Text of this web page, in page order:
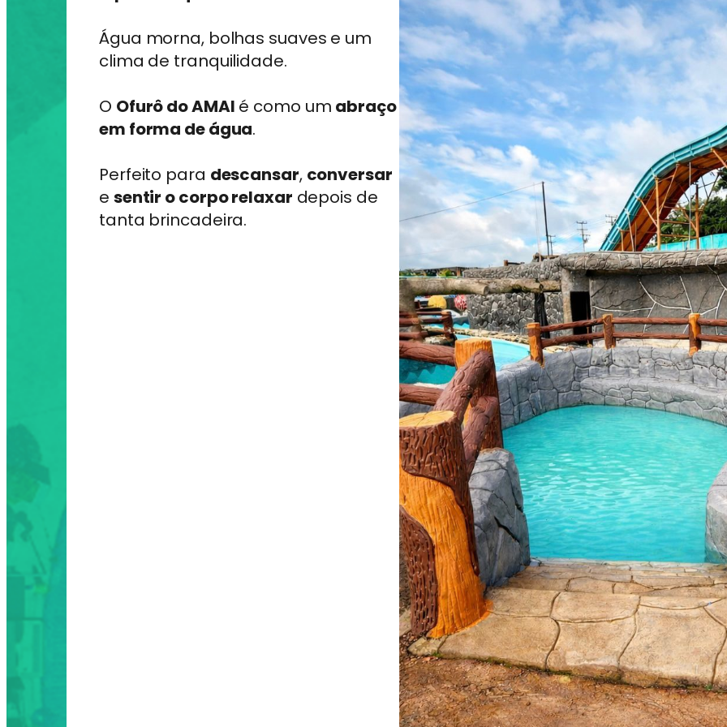
Água morna, bolhas suaves e um
clima de tranquilidade.
O Ofurô do AMAI é como um abraço
em forma de água.
Perfeito para descansar, conversar
e sentir o corpo relaxar depois de
tanta brincadeira.